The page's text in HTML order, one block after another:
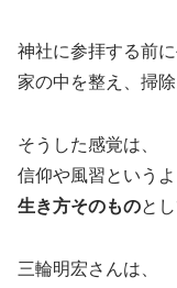
神社に参拝する前
家の中を整え、掃
そうした感覚は、
信仰や風習というよ
生き方そのものと
三輪明宏さんは、